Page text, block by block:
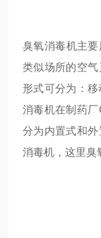
臭氧消毒机主
类似场所的空气
形式可分为：移
消毒机在制药厂
分为内置式和外
消毒机，这里臭